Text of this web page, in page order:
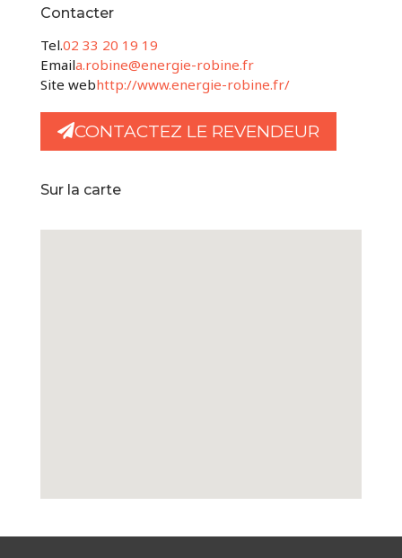
Contacter
Tel.02 33 20 19 19
Emaila.robine@energie-robine.fr
Site webhttp://www.energie-robine.fr/
CONTACTEZ LE REVENDEUR
Sur la carte